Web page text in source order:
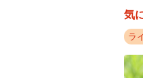
な
北
気
ラ